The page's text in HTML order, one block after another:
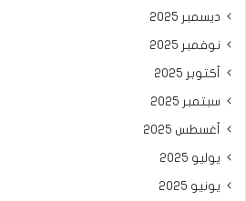
ديسمبر 2025
نوفمبر 2025
أكتوبر 2025
سبتمبر 2025
أغسطس 2025
يوليو 2025
يونيو 2025